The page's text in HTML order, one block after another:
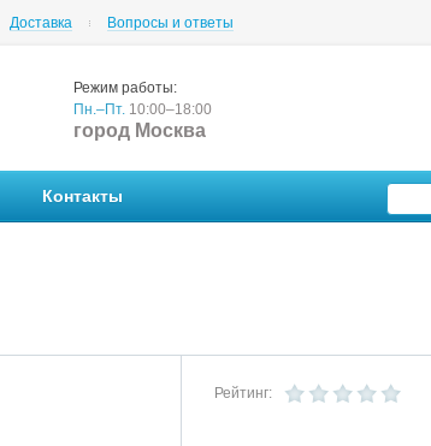
Доставка Вопросы и ответы
Режим работы:
Пн.–Пт. 10:00–18:00
город Москва
Контакты
Рейтинг: